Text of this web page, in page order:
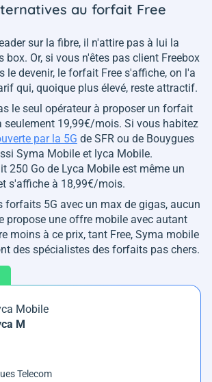
au forfait Free
sur la fibre, il n'attire pas à lui la
box. Or, si vous n'êtes pas client Freebox
le devenir, le forfait Free s'affiche, on l'a
qui, quoique plus élevé, reste attractif.
le seul opérateur à proposer un forfait
seulement 19,99€/mois. Si vous habitez
par la 5G de SFR ou de Bouygues
Syma Mobile et lyca Mobile.
250 Go de Lyca Mobile est même un
s'affiche à 18,99€/mois.
forfaits 5G avec un max de gigas, aucun
propose une offre mobile avec autant
moins à ce prix, tant Free, Syma mobile
des spécialistes des forfaits pas chers.
Mobile
M
Telecom